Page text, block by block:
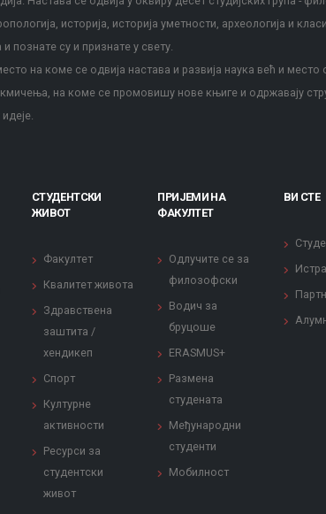
историја, историја уметности, археологија и
познате су и признате у свету.
на коме се одвија настава и развија наука већ и
на коме се промовишу нове књиге и одржавају
СТУДЕНТСКИ
ЖИВОТ
Факултет
Квалитет живота
Здравствена
заштита /
хендикеп
Спорт
Културне
активности
Ресурси за
студентски
живот
ПРИЈЕМИ НА
ФАКУЛТЕТ
Одлучите се за
филозофски
Водич за
бруцоше
ERASMUS+
Размена
студената
Међународни
студенти
Мобилност
ВИ СТЕ